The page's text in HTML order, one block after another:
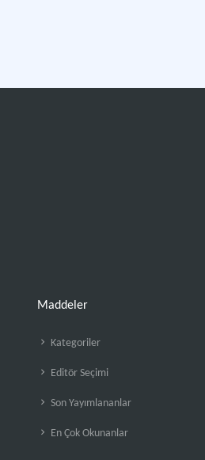
Maddeler
Kategoriler
Editör Seçimi
Son Yayımlananlar
En Çok Okunanlar